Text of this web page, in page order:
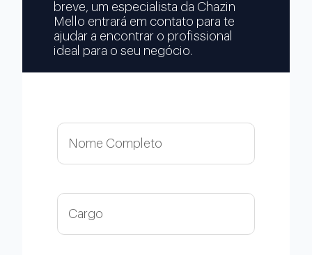
breve, um especialista da Chazin
Mello entrará em contato para te
ajudar a encontrar o profissional
ideal para o seu negócio.